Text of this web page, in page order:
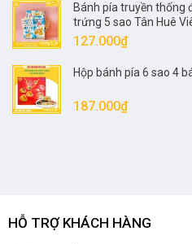
Bánh pía truyền thống
trứng 5 sao Tân Huê
127.000₫
Hộp bánh pía 6 sao 4
187.000₫
HỖ TRỢ KHÁCH HÀNG